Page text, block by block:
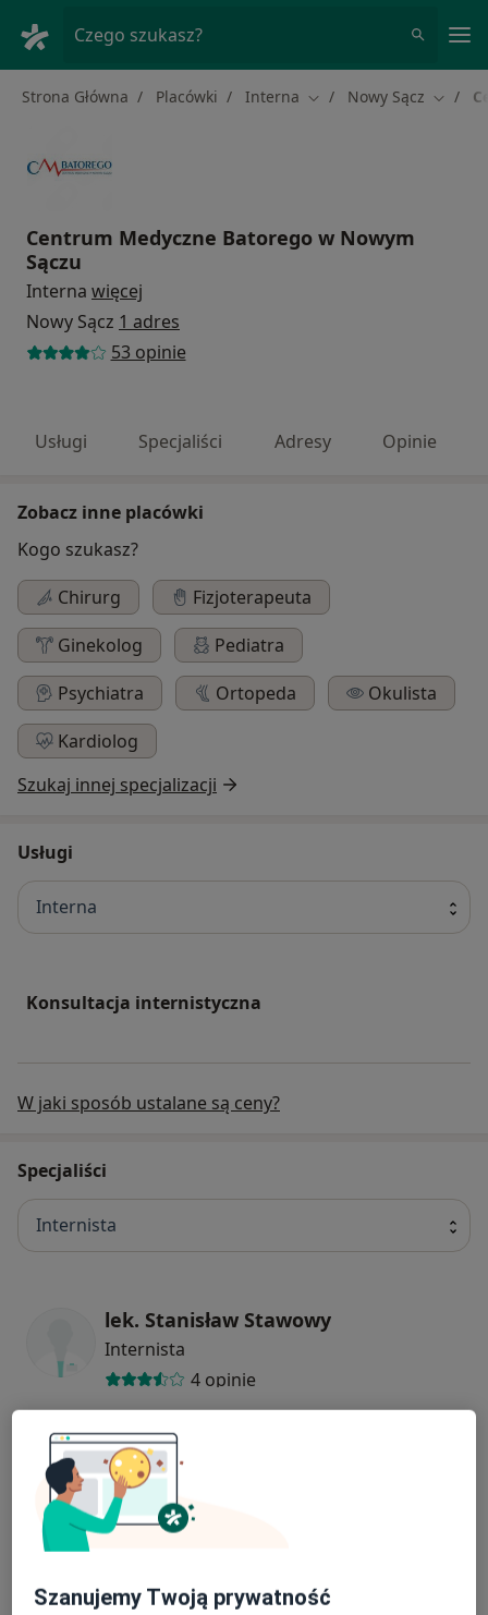
Czego szukasz?
Strona Główna Placówki Interna Zmień miasto
Nowy Sącz Zmień
Centrum Medyczne Batorego w Nowym
Sączu
Interna więcej
Nowy Sącz 1 adres
53 opinie
Usługi Specjaliści Adresy Opinie
Zobacz inne placówki
Kogo szukasz?
Chirurg
Fizjoterapeuta
Ginekolog
Pediatra
Psychiatra
Ortopeda
Okulista
Kardiolog
Szukaj innej specjalizacji
Usługi
Interna
Konsultacja internistyczna
W jaki sposób ustalane są ceny?
Specjaliści
Internista
lek. Stanisław Stawowy
Internista
4 opinie
Gabriela Brzoska-Butscher
Internista
1 opinia
Szanujemy Twoją prywatność